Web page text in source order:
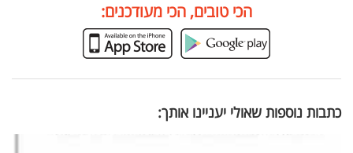
הכי טובים, הכי מעודכנים:
כתבות נוספות שאולי יעניינו אותך: